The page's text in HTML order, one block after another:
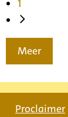
1
Meer
Proclaimer